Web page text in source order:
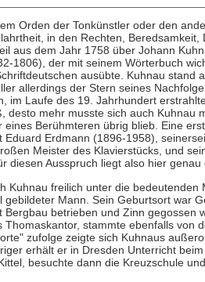
Orden der Tonkünstler oder den
in den Rechten,
aus dem Jahr 1758 über Johann
1806), der mit seinem Wörterbuch
ausübte. Kuhnau stand
allerdings der Stern seines
im Laufe des 19. Jahrhundert
desto mehr musste sich auch Kuhnau
eines Berühmteren übrig blieb. Eine
Eduard Erdmann (1896-1958),
Meister des Klavierstücks, und
diesen Ausspruch liegt also hier
Kuhnau freilich unter die
gebildeter Mann. Sein Geburtsort war
betrieben und Zinn gegossen
Thomaskantor, stammte ebenfalls von
zufolge zeigte sich Kuhnaus
erhält er in Dresden Unterricht
besuchte dann die Kreuzschule